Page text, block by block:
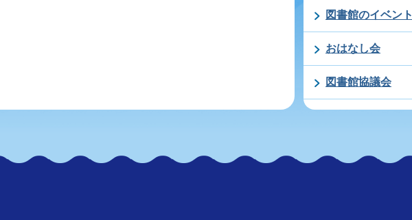
図書館のイベント
おはなし会
図書館協議会